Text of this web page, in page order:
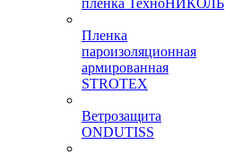
пленка ТехноНИКОЛЬ
Пленка
пароизоляционная
армированная
STROTEX
Ветрозащита
ONDUTISS